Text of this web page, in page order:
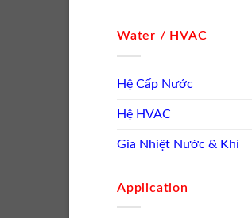
Water / HVAC
Hệ Cấp Nước
Hệ HVAC
Gia Nhiệt Nước & Khí
Application